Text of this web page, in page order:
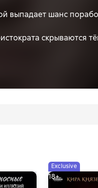
выпадает шанс
скрываются
Exclusive
18+